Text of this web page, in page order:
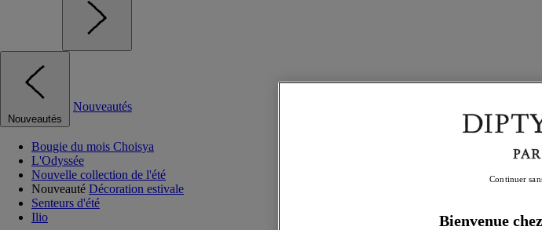
Nouveautés
Nouveautés
Bougie du mois Choisya
L'Odyssée
Nouvelle collection de l'été
Nouveauté Décoration estivale
Senteurs d'été
Ilio
Bienvenue
Continuer